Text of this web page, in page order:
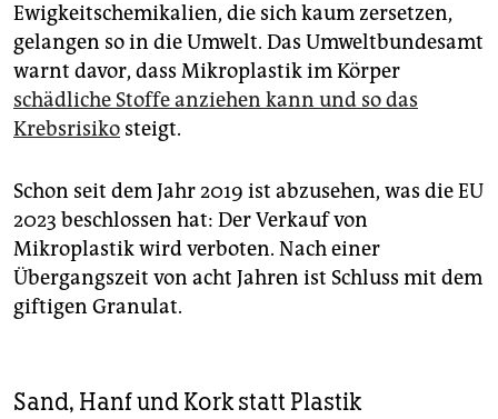
Ewigkeitschemikalien, die sich kaum zersetzen,
gelangen so in die Umwelt. Das Umweltbundesamt
warnt davor, dass Mikroplastik im Körper
schädliche Stoffe anziehen kann und so das
Krebsrisiko steigt.
Schon seit dem Jahr 2019 ist abzusehen, was die EU
2023 beschlossen hat: Der Verkauf von
Mikroplastik wird verboten. Nach einer
Übergangszeit von acht Jahren ist Schluss mit dem
giftigen Granulat.
Sand, Hanf und Kork statt Plastik